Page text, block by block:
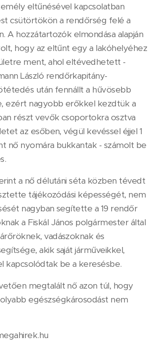
eltűnésével kapcsolatban
csütörtökön a rendőrség felé a
A hozzátartozók elmondása alapján
hogy az eltűnt egy a lakóhelyéhez
ment, ahol eltévedhetett -
László rendőrkapitány-
után fennállt a hűvösebb
ezért nagyobb erőkkel kezdtük a
részt vevők csoportokra osztva
az esőben, végül kevéssel éjjel 1
nő nyomára bukkantak - számolt be
a nő délutáni séta közben tévedt
tájékozódási képességét, nem
nagyban segítette a 19 rendőr
a Fiskál János polgármester által
vadászoknak és
akik saját járműveikkel,
kapcsolódtak be a keresésbe.
megtalált nő azon túl, hogy
egészségkárosodást nem